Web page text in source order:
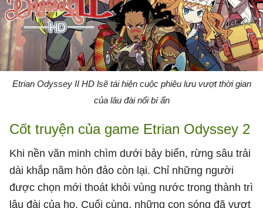
Etrian Odyssey II HD lsẽ tái hiện cuộc phiêu lưu vượt thời gian
của lâu đài nổi bí ẩn
Cốt truyện của game Etrian Odyssey 2
Khi nền văn minh chìm dưới bảy biển, rừng sâu trải
dài khắp năm hòn đảo còn lại. Chỉ những người
được chọn mới thoát khỏi vùng nước trong thành trì
lâu đài của họ. Cuối cùng, những con sóng đã vượt